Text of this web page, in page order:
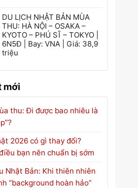
DU LỊCH NHẬT BẢN MÙA
THU: HÀ NỘI – OSAKA –
KYOTO – PHÚ SĨ – TOKYO |
6N5Đ | Bay: VNA | Giá: 38,9
triệu
mới
thu: Đi được bao nhiêu là
2026 có gì thay đổi?
bạn nên chuẩn bị sớm
Nhật Bản: Khi thiên nhiên
“background hoàn hảo”